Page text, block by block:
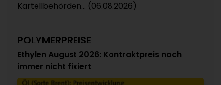
Kartellbehörden... (06.08.2026)
POLYMERPREISE
Ethylen August 2026: Kontraktpreis noch
immer nicht fixiert